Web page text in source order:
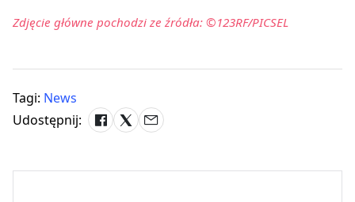
Zdjęcie główne pochodzi ze źródła: ©123RF/PICSEL
Tagi: News
Udostępnij: